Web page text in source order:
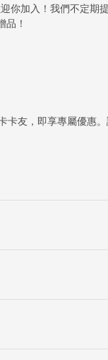
你加入！我們不定期
品！
卡友，即享專屬優惠